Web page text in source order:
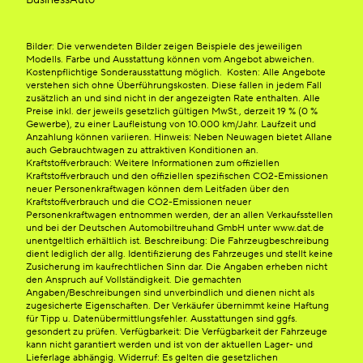
Bilder: Die verwendeten Bilder zeigen Beispiele des jeweiligen
Modells. Farbe und Ausstattung können vom Angebot abweichen.
Kostenpflichtige Sonderausstattung möglich. Kosten: Alle Angebote
verstehen sich ohne Überführungskosten. Diese fallen in jedem Fall
zusätzlich an und sind nicht in der angezeigten Rate enthalten. Alle
Preise inkl. der jeweils gesetzlich gültigen MwSt., derzeit 19 % (0 %
Gewerbe), zu einer Laufleistung von 10.000 km/Jahr. Laufzeit und
Anzahlung können variieren. Hinweis: Neben Neuwagen bietet Allane
auch Gebrauchtwagen zu attraktiven Konditionen an.
Kraftstoffverbrauch: Weitere Informationen zum offiziellen
Kraftstoffverbrauch und den offiziellen spezifischen CO2-Emissionen
neuer Personenkraftwagen können dem Leitfaden über den
Kraftstoffverbrauch und die CO2-Emissionen neuer
Personenkraftwagen entnommen werden, der an allen Verkaufsstellen
und bei der Deutschen Automobiltreuhand GmbH unter www.dat.de
unentgeltlich erhältlich ist. Beschreibung: Die Fahrzeugbeschreibung
dient lediglich der allg. Identifizierung des Fahrzeuges und stellt keine
Zusicherung im kaufrechtlichen Sinn dar. Die Angaben erheben nicht
den Anspruch auf Vollständigkeit. Die gemachten
Angaben/Beschreibungen sind unverbindlich und dienen nicht als
zugesicherte Eigenschaften. Der Verkäufer übernimmt keine Haftung
für Tipp u. Datenübermittlungsfehler. Ausstattungen sind ggfs.
gesondert zu prüfen. Verfügbarkeit: Die Verfügbarkeit der Fahrzeuge
kann nicht garantiert werden und ist von der aktuellen Lager- und
Lieferlage abhängig. Widerruf: Es gelten die gesetzlichen